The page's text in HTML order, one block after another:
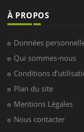
À PROPOS
Données
Qui sommes-nous
Conditions
Plan du site
Mentions Légales
Nous contacter